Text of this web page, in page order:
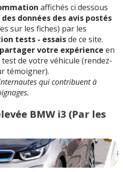
affichés ci dessous
données des avis postés
sur les fiches) par les
tests - essaisde ce site.
partager votre expérience en
de votre véhicule (rendez-
témoigner).
qui contribuent à
BMW i3 (Par les